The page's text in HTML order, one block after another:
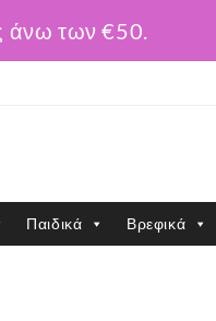
άνω των €50.
Παιδικά Βρεφικά